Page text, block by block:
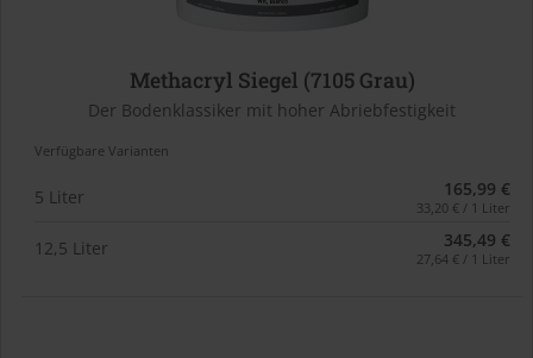
Methacryl Siegel (7105 Grau)
Der Bodenklassiker mit hoher Abriebfestigkeit
Verfügbare Varianten
5 Liter 165,99 €
33,20 € / 1 Liter
12,5 Liter 345,49 €
27,64 € / 1 Liter